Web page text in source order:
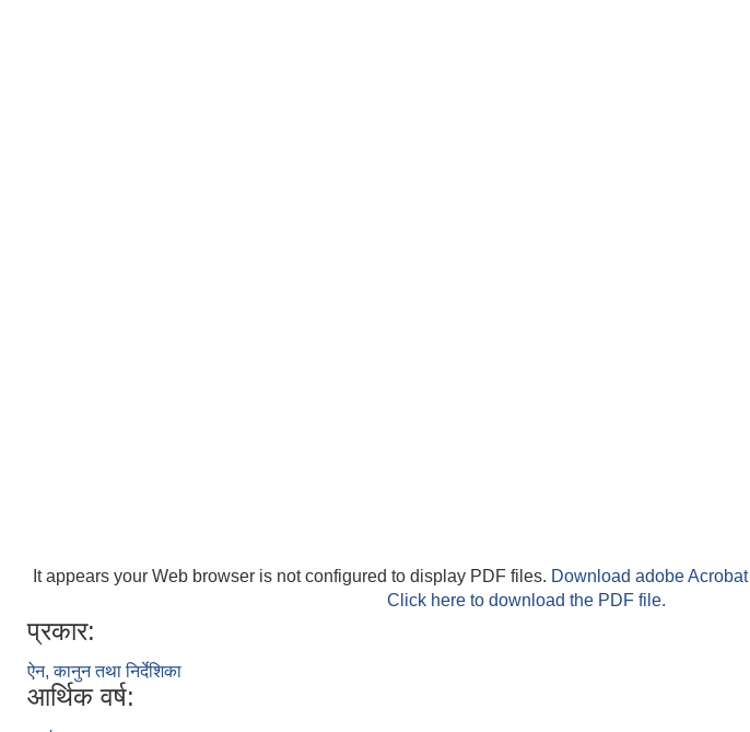
It appears your Web browser is not configured to display PDF files. Download adobe Acrobat
Click here to download the PDF file.
प्रकार:
ऐन, कानुन तथा निर्देशिका
आर्थिक वर्ष: